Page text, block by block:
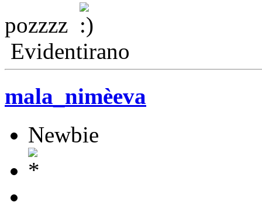
pozzzz
Evidentirano
mala_nimèeva
Newbie